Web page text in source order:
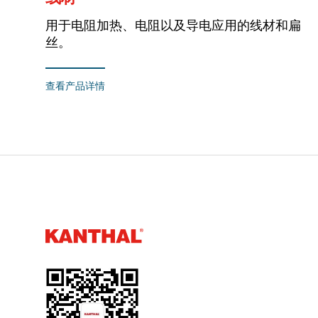
用于电阻加热、电阻以及导电应用的线材和扁
丝。
查看产品详情
Kanthal®